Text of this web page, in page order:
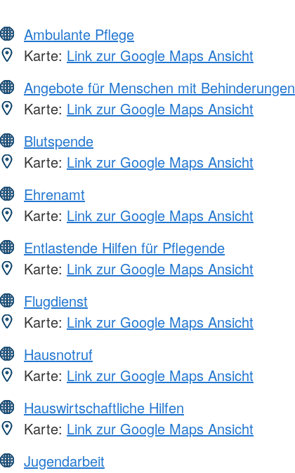
Ambulante Pflege
Karte: Link zur Google Maps Ansicht
Angebote für Menschen mit Behinderungen
Karte: Link zur Google Maps Ansicht
Blutspende
Karte: Link zur Google Maps Ansicht
Ehrenamt
Karte: Link zur Google Maps Ansicht
Entlastende Hilfen für Pflegende
Karte: Link zur Google Maps Ansicht
Flugdienst
Karte: Link zur Google Maps Ansicht
Hausnotruf
Karte: Link zur Google Maps Ansicht
Hauswirtschaftliche Hilfen
Karte: Link zur Google Maps Ansicht
Jugendarbeit